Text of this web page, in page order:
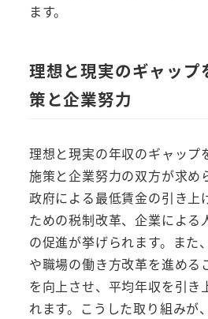
ます。
理想と現実のギャップ
策と企業努力
理想と現実の年収のギャップ
施策と企業努力の双方が求め
政府による最低賃金の引き上
ための税制改革、企業による
の促進が挙げられます。また
や職場の働き方改革を進める
を向上させ、平均年収を引き
れます。こうした取り組みが